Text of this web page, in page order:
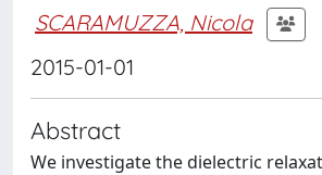
SCARAMUZZA, Nicola
2015-01-01
Abstract
We investigate the dielectric